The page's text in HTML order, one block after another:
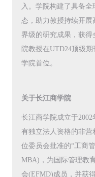
入。学院构建了具备
态，助力教授持续开
界级的研究成果，获得
院教授在UTD24顶级
学院首位。
关于长江商学院
长江商学院成立于
有独立法人资格的非
位委员会批准的“工商
MBA)，为国际管理教
会(EFMD)成员，并获